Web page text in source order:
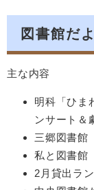
図書館だ
主な内容
明科「ひま
ンサート＆
三郷図書館
私と図書館
2月貸出ラ